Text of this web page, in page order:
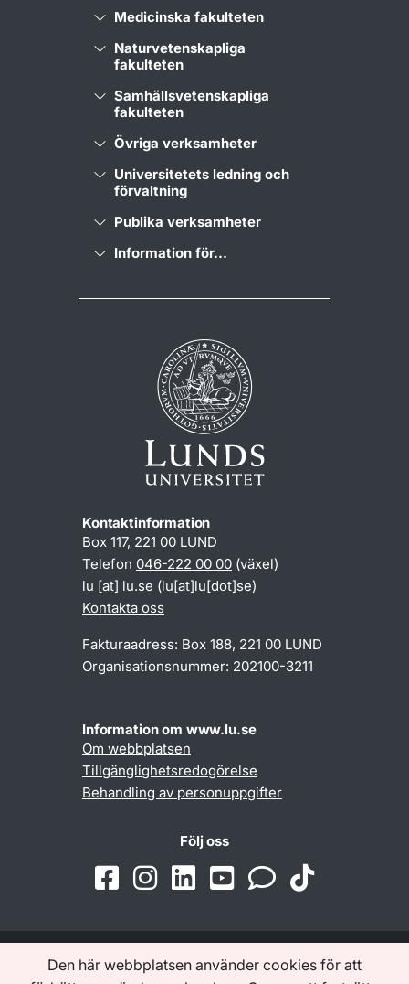
Den här webbplatsen använder cookies för att
Medicinska fakulteten
Naturvetenskapliga
fakulteten
Samhällsvetenskapliga
fakulteten
Övriga verksamheter
Universitetets ledning och
förvaltning
Publika verksamheter
Information för...
Kontaktinformation
Box 117, 221 00 LUND
Telefon 046-222 00 00 (växel)
lu [at] lu.se (lu[at]lu[dot]se)
Kontakta oss
Fakturaadress: Box 188, 221 00 LUND
Organisationsnummer: 202100-3211
Information om www.lu.se
Om webbplatsen
Tillgänglighetsredogörelse
Behandling av personuppgifter
Följ oss
Samarbeten och nätverk